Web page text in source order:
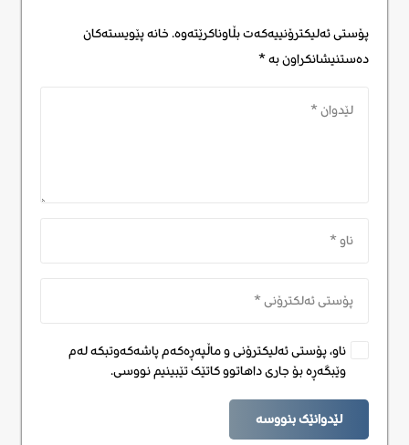
پۆستی ئەلیکترۆنییەکەت بڵاوناکرێتەوە.خانە پێویستەکان
دەستنیشانکراون بە*
ناو، پۆستی ئەلیکترۆنی و ماڵپەڕەکەم پاشەکەوتبکە لەم
وێبگەڕە بۆ جاری داهاتوو کاتێک تێبینیم نووسی.
لێدوانێک بنووسە